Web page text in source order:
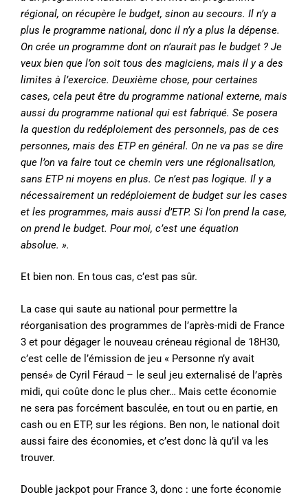
régional, on récupère le budget, sinon au secours. Il n’y a
plus le programme national, donc il n’y a plus la dépense.
On crée un programme dont on n’aurait pas le budget ? Je
veux bien que l’on soit tous des magiciens, mais il y a des
limites à l’exercice. Deuxième chose, pour certaines
cases, cela peut être du programme national externe, mais
aussi du programme national qui est fabriqué. Se posera
la question du redéploiement des personnels, pas de ces
personnes, mais des ETP en général. On ne va pas se dire
que l’on va faire tout ce chemin vers une régionalisation,
sans ETP ni moyens en plus. Ce n’est pas logique. Il y a
nécessairement un redéploiement de budget sur les cases
et les programmes, mais aussi d’ETP. Si l’on prend la case,
on prend le budget. Pour moi, c’est une équation
absolue. ».
Et bien non. En tous cas, c’est pas sûr.
La case qui saute au national pour permettre la
réorganisation des programmes de l’après-midi de France
3 et pour dégager le nouveau créneau régional de 18H30,
c’est celle de l’émission de jeu « Personne n’y avait
pensé» de Cyril Féraud – le seul jeu externalisé de l’après
midi, qui coûte donc le plus cher… Mais cette économie
ne sera pas forcément basculée, en tout ou en partie, en
cash ou en ETP, sur les régions. Ben non, le national doit
aussi faire des économies, et c’est donc là qu’il va les
trouver.
Double jackpot pour France 3, donc : une forte économie